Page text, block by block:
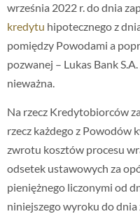
września 2022 r. do dnia
kredytu hipotecznego z
pomiędzy Powodami a
pozwanej – Lukas Bank
nieważna.
Na rzecz Kredytobiorców
rzecz każdego z Powodów
zwrotu kosztów procesu
odsetek ustawowych za
pieniężnego liczonymi od
niniejszego wyroku do dnia